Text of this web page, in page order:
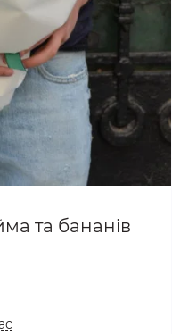
та бананів